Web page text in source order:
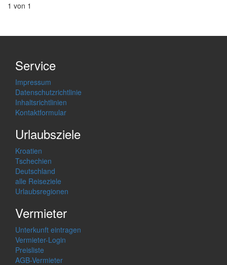
1 von 1
Service
Impressum
Datenschutzrichtlinie
Inhaltsrichtlinien
Kontaktformular
Urlaubsziele
Kroatien
Tschechien
Deutschland
alle Reiseziele
Urlaubsregionen
Vermieter
Unterkunft eintragen
Vermieter-Login
Preisliste
AGB-Vermieter